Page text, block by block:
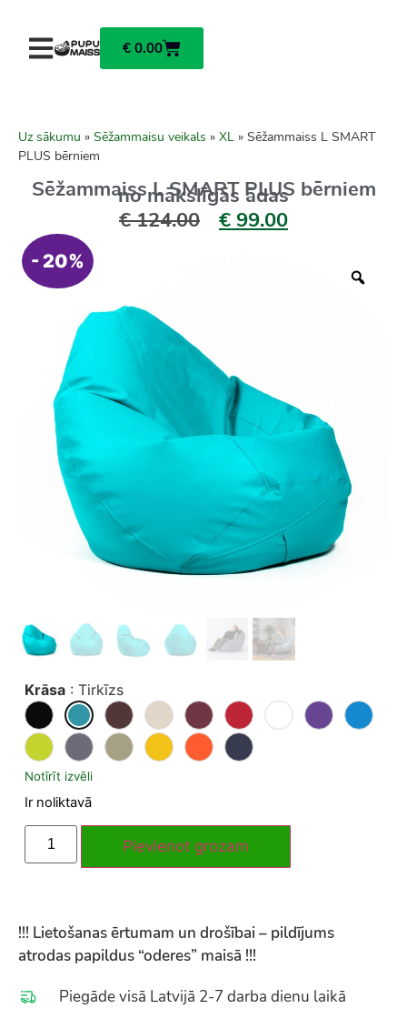
€ 0.00
Uz sākumu » Sēžammaisu veikals » XL » Sēžammaiss L SMART
PLUS bērniem
Sēžammaiss L SMART PLUS bērniem
no mākslīgās ādas
€124.00 € 99.00
- 20%
Krāsa : Tirkīzs
Notīrīt izvēli
Ir noliktavā
Pievienot grozam
!!! Lietošanas ērtumam un drošībai – pildījums
atrodas papildus “oderes” maisā !!!
Piegāde visā Latvijā 2-7 darba dienu laikā